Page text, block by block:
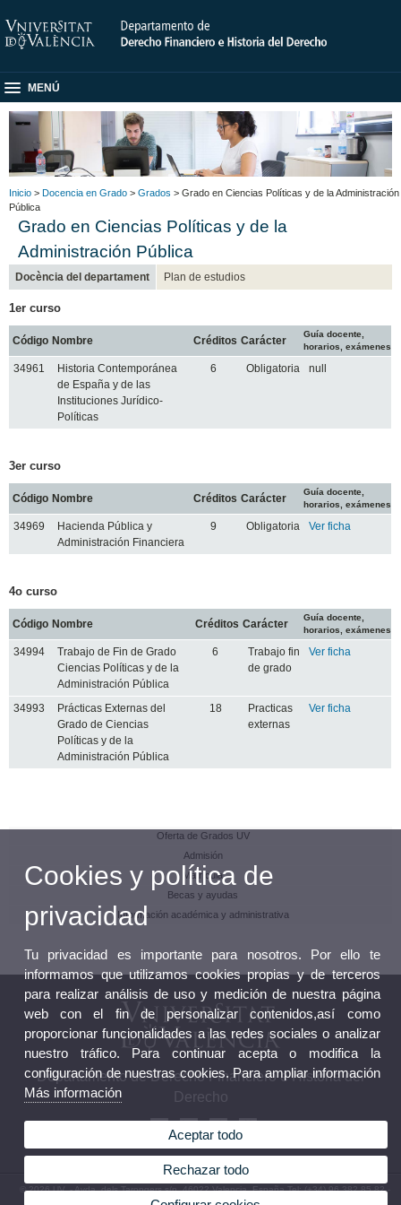
MENÚ
Inicio > Docencia en Grado > Grados > Grado en Ciencias Políticas y de la Administración
Pública
Grado en Ciencias Políticas y de la
Administración Pública
Docència del departament Plan de estudios
1er curso
Código Nombre Créditos Carácter
Guía docente,
horarios, exámenes
34961
Historia Contemporánea
de España y de las
Instituciones Jurídico-
Políticas
6 Obligatoria null
3er curso
Código Nombre Créditos Carácter
Guía docente,
horarios, exámenes
34969
Hacienda Pública y
Administración Financiera
9 Obligatoria Ver ficha
4o curso
Código Nombre Créditos Carácter
Guía docente,
horarios, exámenes
34994
Trabajo de Fin de Grado
Ciencias Políticas y de la
Administración Pública
6
Trabajo fin
de grado
Ver ficha
34993
Prácticas Externas del
Grado de Ciencias
Políticas y de la
Administración Pública
18
Practicas
externas
Ver ficha
Oferta de Grados UV
Admisión
Matrícula
Becas y ayudas
Información académica y administrativa
Departamento de Derecho Financiero e Historia del
Derecho
© 2026 UV. - Avda. dels Tarongers s/n, 46022 Valencia. España.Tel: (+34) 96 382 85 82 -
(+34) 96 162 53 16
Cookies y política de
privacidad
Tu privacidad es importante para nosotros. Por ello te
informamos que utilizamos cookies propias y de terceros
para realizar análisis de uso y medición de nuestra página
web con el fin de personalizar contenidos,así como
proporcionar funcionalidades a las redes sociales o analizar
nuestro tráfico. Para continuar acepta o modifica la
configuración de nuestras cookies. Para ampliar información
Más información
Aceptar todo
Rechazar todo